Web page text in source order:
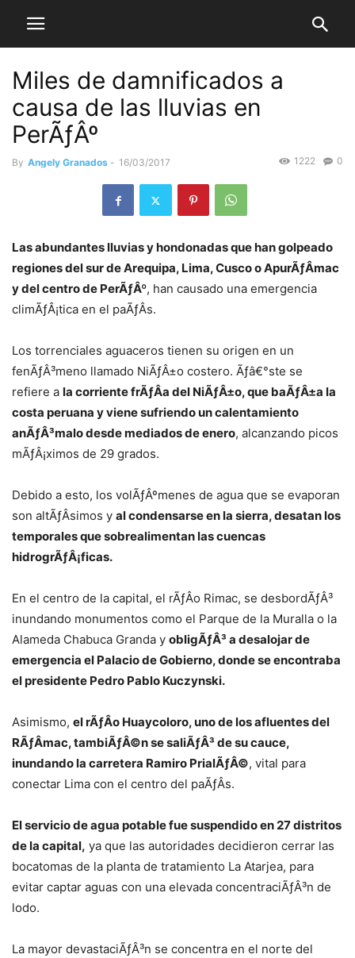
Miles de damnificados a
causa de las lluvias en
PerÃƒÂº
By Angely Granados - 16/03/2017 0
1222
Las abundantes lluvias y hondonadas que han golpeado
regiones del sur de Arequipa, Lima, Cusco o ApurÃƒÂ­mac
y del centro de PerÃƒÂº, han causado una emergencia
climÃƒÂ¡tica en el paÃƒÂ­s.
Los torrenciales aguaceros tienen su origen en un
fenÃƒÂ³meno llamado NiÃƒÂ±o costero. Ãƒâ€°ste se
refiere a la corriente frÃƒÂ­a del NiÃƒÂ±o, que baÃƒÂ±a la
costa peruana y viene sufriendo un calentamiento
anÃƒÂ³malo desde mediados de enero, alcanzando picos
mÃƒÂ¡ximos de 29 grados.
Debido a esto, los volÃƒÂºmenes de agua que se evaporan
son altÃƒÂ­simos y al condensarse en la sierra, desatan los
temporales que sobrealimentan las cuencas
hidrogrÃƒÂ¡ficas.
En el centro de la capital, el rÃƒÂ­o Rimac, se desbordÃƒÂ³
inundando monumentos como el Parque de la Muralla o la
Alameda Chabuca Granda y obligÃƒÂ³ a desalojar de
emergencia el Palacio de Gobierno, donde se encontraba
el presidente Pedro Pablo Kuczynski.
Asimismo, el rÃƒÂ­o Huaycoloro, uno de los afluentes del
RÃƒÂ­mac, tambiÃƒÂ©n se saliÃƒÂ³ de su cauce,
inundando la carretera Ramiro PrialÃƒÂ©, vital para
conectar Lima con el centro del paÃƒÂ­s.
El servicio de agua potable fue suspendido en 27 distritos
de la capital, ya que las autoridades decidieron cerrar las
bocatomas de la planta de tratamiento La Atarjea, para
evitar captar aguas con una elevada concentraciÃƒÂ³n de
lodo.
La mayor devastaciÃƒÂ³n se concentra en el norte del